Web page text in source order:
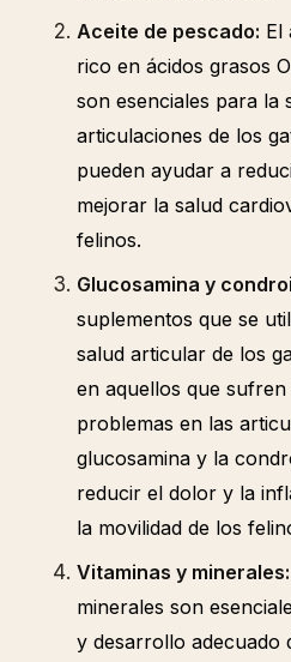
Aceite de pescado: El
rico en ácidos grasos
son esenciales para la
articulaciones de los
pueden ayudar a
mejorar la salud
felinos.
Glucosamina y
suplementos que se
salud articular de los
en aquellos que
problemas en las
glucosamina y la
reducir el dolor y la
la movilidad de los
Vitaminas y minerales:
minerales son
y desarrollo adecuado